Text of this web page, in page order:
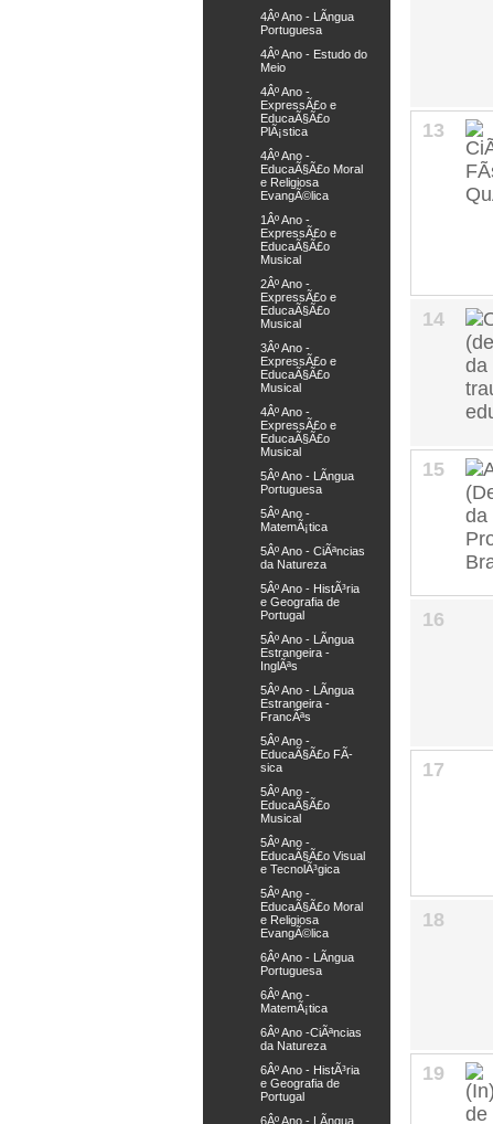
4Âº Ano - LÃ­ngua
Portuguesa
4Âº Ano - Estudo do
Meio
4Âº Ano -
ExpressÃ£o e
EducaÃ§Ã£o
PlÃ¡stica
4Âº Ano -
EducaÃ§Ã£o Moral
e Religiosa
EvangÃ©lica
1Âº Ano -
ExpressÃ£o e
EducaÃ§Ã£o
Musical
2Âº Ano -
ExpressÃ£o e
EducaÃ§Ã£o
Musical
3Âº Ano -
ExpressÃ£o e
EducaÃ§Ã£o
Musical
4Âº Ano -
ExpressÃ£o e
EducaÃ§Ã£o
Musical
5Âº Ano - LÃ­ngua
Portuguesa
5Âº Ano -
MatemÃ¡tica
5Âº Ano - CiÃªncias
da Natureza
5Âº Ano - HistÃ³ria
e Geografia de
Portugal
5Âº Ano - LÃ­ngua
Estrangeira -
InglÃªs
5Âº Ano - LÃ­ngua
Estrangeira -
FrancÃªs
5Âº Ano -
EducaÃ§Ã£o FÃ­
sica
5Âº Ano -
EducaÃ§Ã£o
Musical
5Âº Ano -
EducaÃ§Ã£o Visual
e TecnolÃ³gica
5Âº Ano -
EducaÃ§Ã£o Moral
e Religiosa
EvangÃ©lica
6Âº Ano - LÃ­ngua
Portuguesa
6Âº Ano -
MatemÃ¡tica
6Âº Ano -CiÃªncias
da Natureza
6Âº Ano - HistÃ³ria
e Geografia de
Portugal
6Âº Ano - LÃ­ngua
13
14
15
16
17
18
19